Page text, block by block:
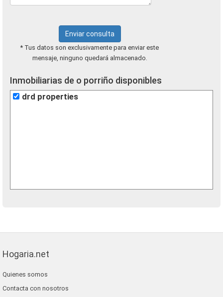
Enviar consulta
* Tus datos son exclusivamente para enviar este
mensaje, ninguno quedará almacenado.
Inmobiliarias de o porriño disponibles
drd properties
Hogaria.net
Quienes somos
Contacta con nosotros